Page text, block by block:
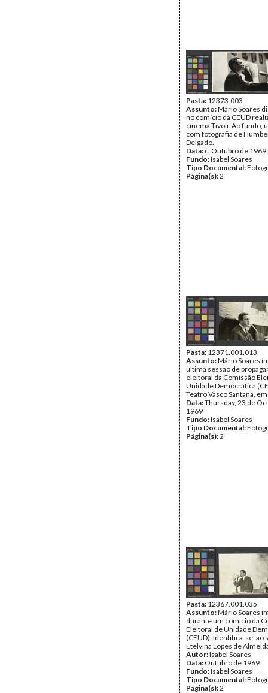
Pasta: 12373.003
Assunto:Mário Soares
no comício da CEUD
cinema Tivoli. Ao fundo,
com fotografia de
Delgado.
Data: c. Outubro de 1969
Fundo:Isabel Soares
Tipo Documental:
Página(s):2
Pasta: 12371.001.013
Assunto:Mário Soares
última sessão de
eleitoral da Comissão
Unidade Democrática
Teatro Vasco Santana,
Data:Thursday, 23 de
1969
Fundo:Isabel Soares
Tipo Documental:
Página(s):2
Pasta: 12367.001.035
Assunto:Mário Soares
durante um comício da
Eleitoral de Unidade
(CEUD). Identifica-se, ao
Etelvina Lopes de
Autor:Isabel Soares
Data: Outubro de 1969
Fundo:Isabel Soares
Tipo Documental:
Página(s):2